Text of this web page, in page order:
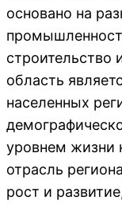
основано на
строительство
область
населенных
уровнем жизни
отрасль
рост и